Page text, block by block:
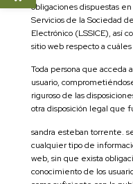
obligaciones dispuestas
Servicios de la Sociedad
Electrónico (LSSICE), así
sitio web respecto a
Toda persona que acceda
usuario,
riguroso de las
otra disposición legal que
sandra esteban torrente.
cualquier tipo de
web, sin que exista
conocimiento de los